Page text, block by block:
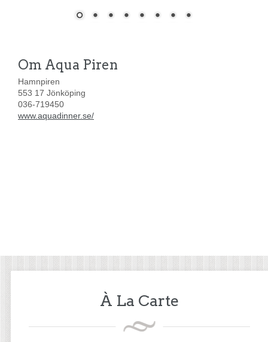
Om Aqua Piren
Hamnpiren
553 17 Jönköping
036-719450
www.aquadinner.se/
À La Carte